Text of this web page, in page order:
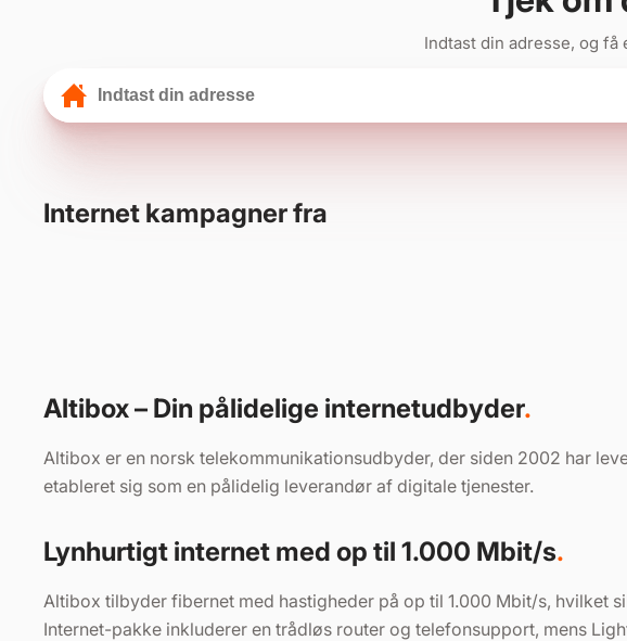
Indtast din adresse, og
Internet kampagner fra
Altibox – Din pålidelige internetudbyder
Altibox er en norsk telekommunikationsudbyder, der siden 2002 har
etableret sig som en pålidelig leverandør af digitale tjenester.​
Lynhurtigt internet med op til 1.000 Mbit/s
Altibox tilbyder fibernet med hastigheder på op til 1.000 Mbit/s, hvilket
Internet-pakke inkluderer en trådløs router og telefonsupport, mens